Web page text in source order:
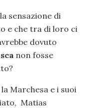
sensazione di
e che tra di loro ci
dovuto
non fosse
Marchesa e i suoi
Matias